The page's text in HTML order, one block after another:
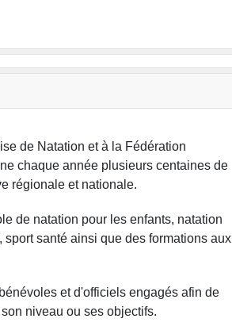
de Natation et à la Fédération
chaque année plusieurs centaines de
régionale et nationale.
de natation pour les enfants, natation
santé ainsi que des formations aux
et d'officiels engagés afin de
niveau ou ses objectifs.